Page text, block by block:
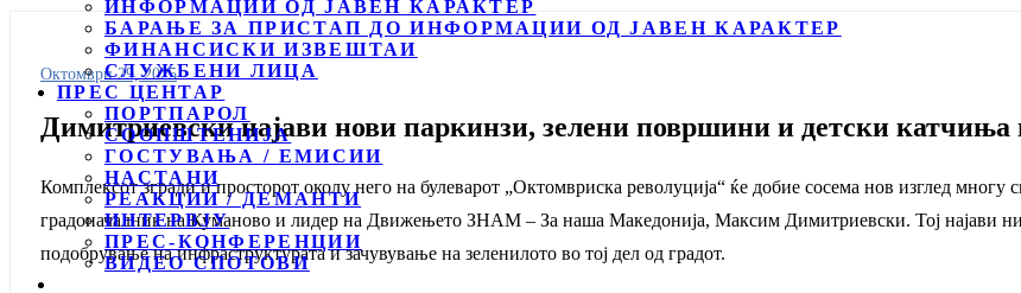
ИНФОРМАЦИИ ОД ЈАВЕН КАРАКТЕР
БАРАЊЕ ЗА ПРИСТАП ДО ИНФОРМАЦИИ ОД ЈАВЕН КАРАКТЕР
ФИНАНСИСКИ ИЗВЕШТАИ
СЛУЖБЕНИ ЛИЦА
ПРЕС ЦЕНТАР
ПОРТПАРОЛ
СООПШТЕНИЈА
ГОСТУВАЊА / ЕМИСИИ
НАСТАНИ
РЕАКЦИИ / ДЕМАНТИ
ИНТЕРВЈУ
ПРЕС-КОНФЕРЕНЦИИ
ВИДЕО СПОТОВИ
Октомври 29, 2025
Димитриевски најави нови паркинзи, зелени површини и детски
Комплексот згради и просторот околу него на булеварот „Октомвриска револуција“ ќе добие сосема нов изглед многу
градоначалник на Куманово и лидер на Движењето ЗНАМ – За наша Македонија, Максим Димитриевски. Тој најави
подобрување на инфраструктурата и зачувување на зеленилото во тој дел од градот.